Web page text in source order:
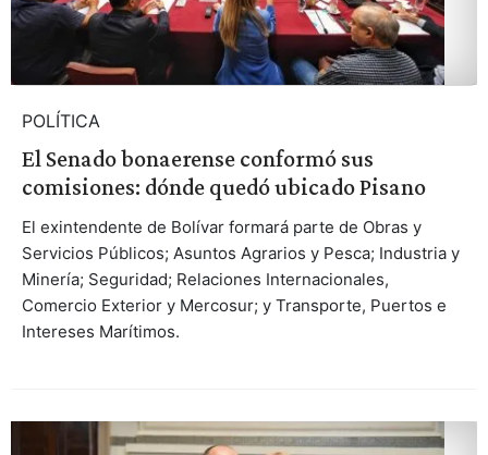
POLÍTICA
El Senado bonaerense conformó sus
comisiones: dónde quedó ubicado Pisano
El exintendente de Bolívar formará parte de Obras y
Servicios Públicos; Asuntos Agrarios y Pesca; Industria y
Minería; Seguridad; Relaciones Internacionales,
Comercio Exterior y Mercosur; y Transporte, Puertos e
Intereses Marítimos.